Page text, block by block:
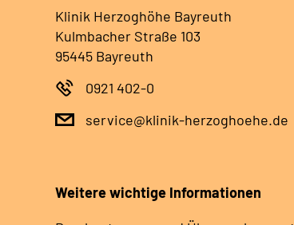
Klinik Herzoghöhe Bayreuth
Kulmbacher Straße 103
95445 Bayreuth
0921 402-0
service@klinik-herzoghoehe.de
Weitere wichtige Informationen